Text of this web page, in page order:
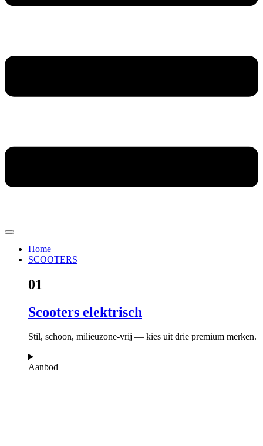
Home
SCOOTERS
01
Scooters elektrisch
Stil, schoon, milieuzone-vrij — kies uit drie premium merken.
Aanbod